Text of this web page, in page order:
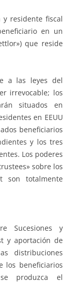
y residente fiscal
en un
que reside
a las leyes del
irrevocable; los
situados en
en EEUU
beneficiarios
y los tres
Los poderes
sobre los
son totalmente
Sucesiones y
y aportación de
distribuciones
los beneficiarios
produzca el